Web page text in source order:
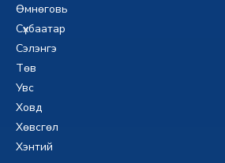
Өмнөговь
Сүхбаатар
Сэлэнгэ
Төв
Увс
Ховд
Хөвсгөл
Хэнтий